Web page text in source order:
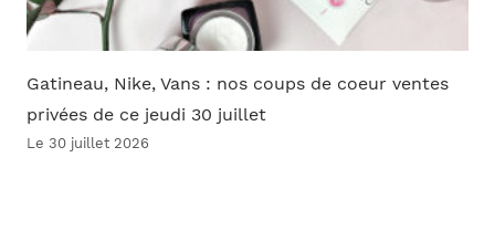
Gatineau, Nike, Vans : nos coups de coeur ventes
privées de ce jeudi 30 juillet
Le 30 juillet 2026